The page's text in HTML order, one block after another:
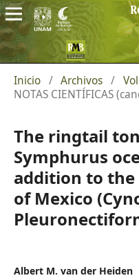
Inicio / Archivos /
NOTAS CIENTÍFICAS
The ringtail
Symphurus
addition to
of Mexico
Albert M. van der Heiden